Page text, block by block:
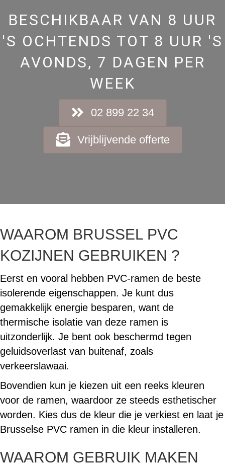
BESCHIKBAAR VAN 8 UUR
'S OCHTENDS TOT 8 UUR 'S
AVONDS, 7 DAGEN PER
WEEK
02 899 22 34
Vrijblijvende offerte
WAAROM BRUSSEL PVC
KOZIJNEN GEBRUIKEN ?
Eerst en vooral hebben PVC-ramen de beste
isolerende eigenschappen. Je kunt dus
gemakkelijk energie besparen, want de
thermische isolatie van deze ramen is
uitzonderlijk. Je bent ook beschermd tegen
geluidsoverlast van buitenaf, zoals
verkeerslawaai.
Bovendien kun je kiezen uit een reeks kleuren
voor de ramen, waardoor ze steeds esthetischer
worden. Kies dus de kleur die je verkiest en laat je
Brusselse PVC ramen in die kleur installeren.
WAAROM GEBRUIK MAKEN